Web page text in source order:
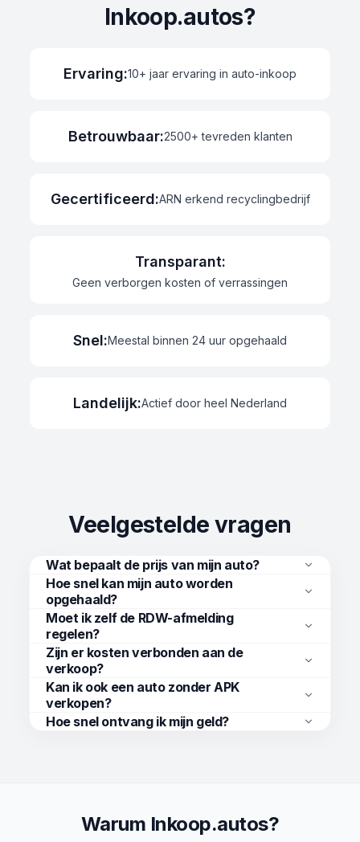
Inkoop.autos?
Ervaring:10+ jaar ervaring in auto-inkoop
Betrouwbaar:2500+ tevreden klanten
Gecertificeerd:ARN erkend recyclingbedrijf
Transparant:
Geen verborgen kosten of verrassingen
Snel:Meestal binnen 24 uur opgehaald
Landelijk:Actief door heel Nederland
Veelgestelde vragen
Wat bepaalt de prijs van mijn auto?
Hoe snel kan mijn auto worden
opgehaald?
Moet ik zelf de RDW-afmelding
regelen?
Zijn er kosten verbonden aan de
verkoop?
Kan ik ook een auto zonder APK
verkopen?
Hoe snel ontvang ik mijn geld?
Warum Inkoop.autos?